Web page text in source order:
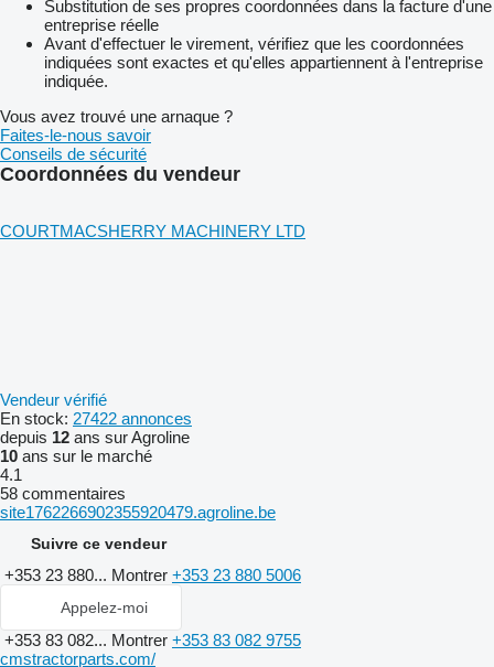
Substitution de ses propres coordonnées dans la facture d'une
entreprise réelle
Avant d'effectuer le virement, vérifiez que les coordonnées
indiquées sont exactes et qu'elles appartiennent à l'entreprise
indiquée.
Vous avez trouvé une arnaque ?
Faites-le-nous savoir
Conseils de sécurité
Coordonnées du vendeur
COURTMACSHERRY MACHINERY LTD
Vendeur vérifié
En stock: 27422 annonces
depuis 12 ans sur Agroline
10 ans sur le marché
4.1
58 commentaires
site1762266902355920479.agroline.be
Suivre ce vendeur
+353 23 880... Montrer +353 23 880 5006
Appelez-moi
+353 83 082... Montrer +353 83 082 9755
cmstractorparts.com/